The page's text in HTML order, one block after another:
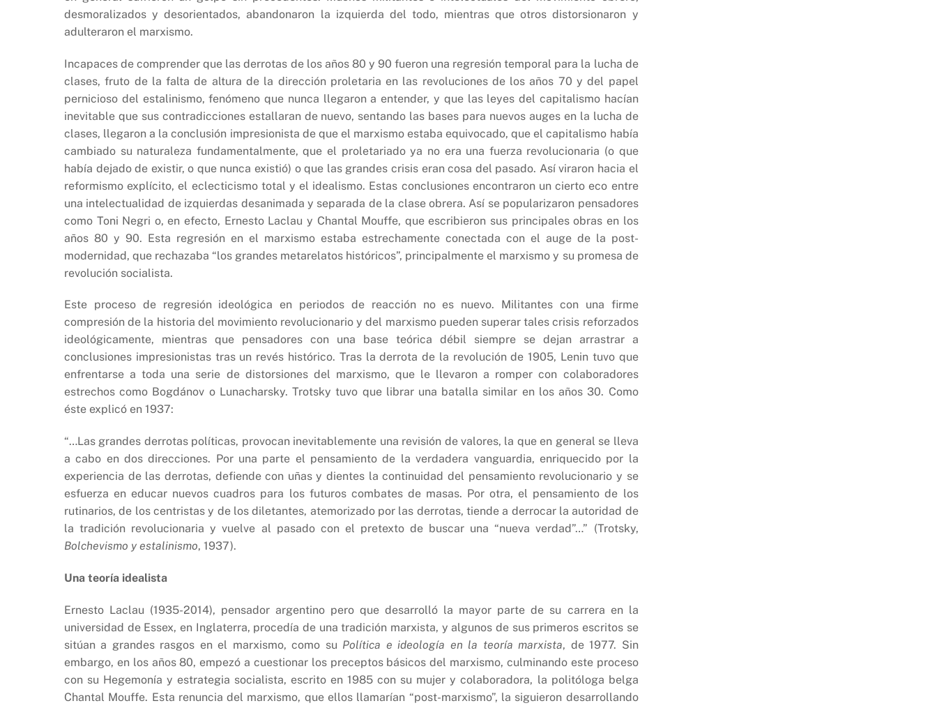
desmoralizados y desorientados, abandonaron la izquierda del todo, mientras que otros distorsionaron y
adulteraron el marxismo.
Incapaces de comprender que las derrotas de los años 80 y 90 fueron una regresión temporal para la lucha de
clases, fruto de la falta de altura de la dirección proletaria en las revoluciones de los años 70 y del papel
pernicioso del estalinismo, fenómeno que nunca llegaron a entender, y que las leyes del capitalismo hacían
inevitable que sus contradicciones estallaran de nuevo, sentando las bases para nuevos auges en la lucha de
clases, llegaron a la conclusión impresionista de que el marxismo estaba equivocado, que el capitalismo había
cambiado su naturaleza fundamentalmente, que el proletariado ya no era una fuerza revolucionaria (o que
había dejado de existir, o que nunca existió) o que las grandes crisis eran cosa del pasado. Así viraron hacia el
reformismo explícito, el eclecticismo total y el idealismo. Estas conclusiones encontraron un cierto eco entre
una intelectualidad de izquierdas desanimada y separada de la clase obrera. Así se popularizaron pensadores
como Toni Negri o, en efecto, Ernesto Laclau y Chantal Mouffe, que escribieron sus principales obras en los
años 80 y 90. Esta regresión en el marxismo estaba estrechamente conectada con el auge de la post-
modernidad, que rechazaba “los grandes metarelatos históricos”, principalmente el marxismo y su promesa de
revolución socialista.
Este proceso de regresión ideológica en periodos de reacción no es nuevo. Militantes con una firme
compresión de la historia del movimiento revolucionario y del marxismo pueden superar tales crisis reforzados
ideológicamente, mientras que pensadores con una base teórica débil siempre se dejan arrastrar a
conclusiones impresionistas tras un revés histórico. Tras la derrota de la revolución de 1905, Lenin tuvo que
enfrentarse a toda una serie de distorsiones del marxismo, que le llevaron a romper con colaboradores
estrechos como Bogdánov o Lunacharsky. Trotsky tuvo que librar una batalla similar en los años 30. Como
éste explicó en 1937:
“…Las grandes derrotas políticas, provocan inevitablemente una revisión de valores, la que en general se lleva
a cabo en dos direcciones. Por una parte el pensamiento de la verdadera vanguardia, enriquecido por la
experiencia de las derrotas, defiende con uñas y dientes la continuidad del pensamiento revolucionario y se
esfuerza en educar nuevos cuadros para los futuros combates de masas. Por otra, el pensamiento de los
rutinarios, de los centristas y de los diletantes, atemorizado por las derrotas, tiende a derrocar la autoridad de
la tradición revolucionaria y vuelve al pasado con el pretexto de buscar una “nueva verdad”…” (Trotsky,
Bolchevismo y estalinismo, 1937).
Una teoría idealista
Ernesto Laclau (1935-2014), pensador argentino pero que desarrolló la mayor parte de su carrera en la
universidad de Essex, en Inglaterra, procedía de una tradición marxista, y algunos de sus primeros escritos se
sitúan a grandes rasgos en el marxismo, como su Política e ideología en la teoría marxista, de 1977. Sin
embargo, en los años 80, empezó a cuestionar los preceptos básicos del marxismo, culminando este proceso
con su Hegemonía y estrategia socialista, escrito en 1985 con su mujer y colaboradora, la politóloga belga
Chantal Mouffe. Esta renuncia del marxismo, que ellos llamarían “post-marxismo”, la siguieron desarrollando